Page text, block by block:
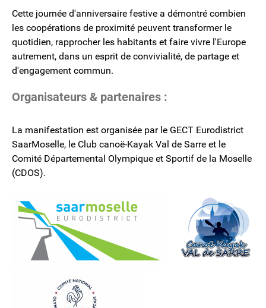
Cette journée d'anniversaire festive a démontré combien
les coopérations de proximité peuvent transformer le
quotidien, rapprocher les habitants et faire vivre l'Europe
autrement, dans un esprit de convivialité, de partage et
d'engagement commun.
Organisateurs & partenaires :
La manifestation est organisée par le GECT Eurodistrict
SaarMoselle, le Club canoë-Kayak Val de Sarre et le
Comité Départemental Olympique et Sportif de la Moselle
(CDOS).